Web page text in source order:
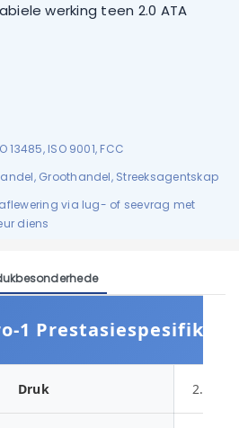
werking teen 2.0 ATA
13485, ISO 9001, FCC
Groothandel, Streeksagentskap
via lug- of seevrag met
diens
1
Druk 2.0ATA